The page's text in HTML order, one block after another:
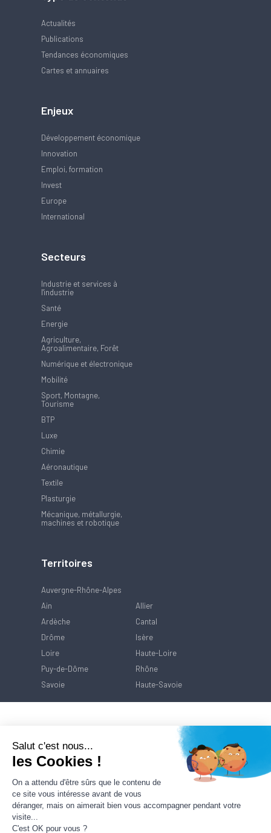
Actualités
Publications
Tendances économiques
Cartes et annuaires
Enjeux
Développement économique
Innovation
Emploi, formation
Invest
Europe
International
Secteurs
Industrie et services à
l'industrie
Santé
Energie
Agriculture,
Agroalimentaire, Forêt
Numérique et électronique
Mobilité
Sport, Montagne,
Tourisme
BTP
Luxe
Chimie
Aéronautique
Textile
Plasturgie
Mécanique, métallurgie,
machines et robotique
Territoires
Auvergne-Rhône-Alpes
Ain
Allier
Ardèche
Cantal
Drôme
Isère
Loire
Haute-Loire
Puy-de-Dôme
Rhône
Savoie
Haute-Savoie
Salut c'est nous...
les Cookies !
On a attendu d'être sûrs que le contenu de
ce site vous intéresse avant de vous
déranger, mais on aimerait bien vous accompagner pendant votre
visite...
C'est OK pour vous ?